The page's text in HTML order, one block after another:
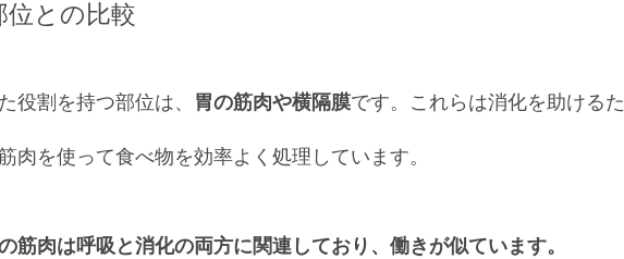
位との比較
役割を持つ部位は、 胃の筋肉や横隔膜です。これらは消化を助けるた
肉を使って食べ物を効率よく処理しています。
筋肉は呼吸と消化の両方に関連しており、働きが似ています。